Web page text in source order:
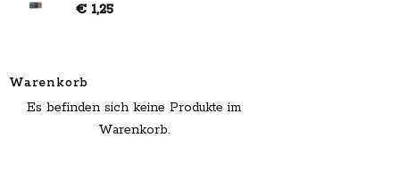
€ 1,25
Warenkorb
Es befinden sich keine Produkte im
Warenkorb.